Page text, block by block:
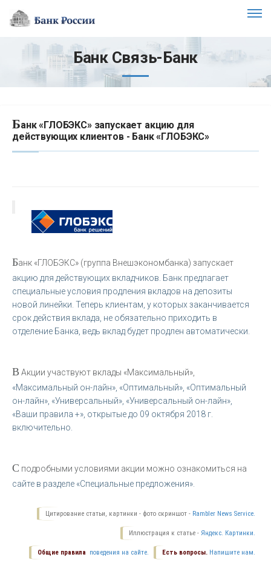
Банк Связь-Банк
Банк «ГЛОБЭКС» запускает акцию для
действующих клиентов - Банк «ГЛОБЭКС»
Банк «ГЛОБЭКС» (группа Внешэкономбанка) запускает
акцию для действующих вкладчиков. Банк предлагает
специальные условия продления вкладов на депозиты
новой линейки. Теперь клиентам, у которых заканчивается
срок действия вклада, не обязательно приходить в
отделение Банка, ведь вклад будет продлен автоматически.
В Акции участвуют вклады «Максимальный»,
«Максимальный он-лайн», «Оптимальный», «Оптимальный
он-лайн», «Универсальный», «Универсальный он-лайн»,
«Ваши правила +», открытые до 09 октября 2018 г.
включительно.
С подробными условиями акции можно ознакомиться на
сайте в разделе «Специальные предложения».
Цитирование статьи, картинки - фото скриншот - Rambler News Service.
Иллюстрация к статье - Яндекс. Картинки.
Есть вопросы. Напишите нам.
Общие правила поведения на сайте.